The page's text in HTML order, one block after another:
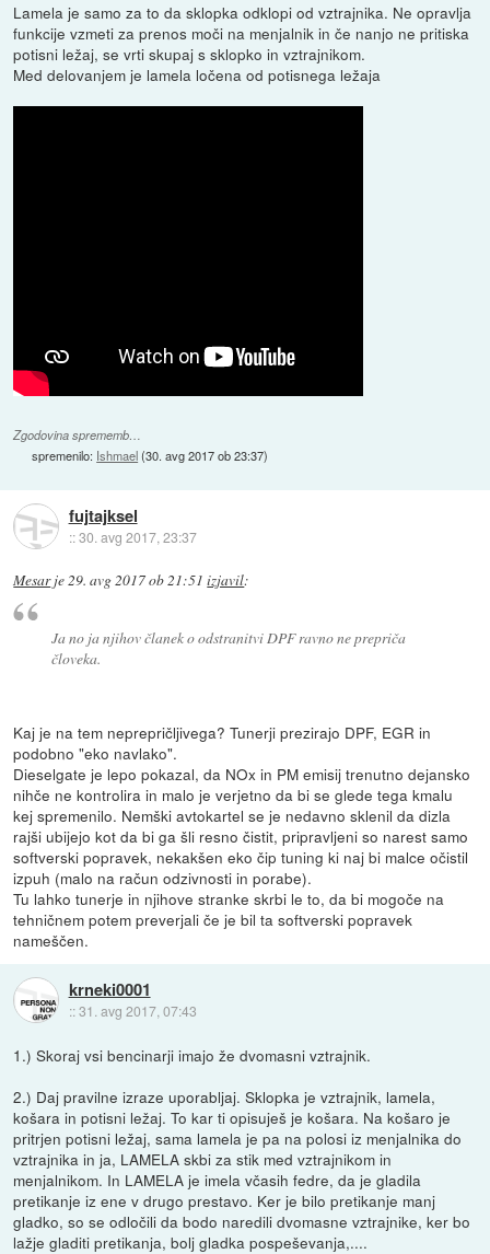
Lamela je samo za to da sklopka odklopi od vztrajnika. Ne opravlja
funkcije vzmeti za prenos moči na menjalnik in če nanjo ne pritiska
potisni ležaj, se vrti skupaj s sklopko in vztrajnikom.
Med delovanjem je lamela ločena od potisnega ležaja
Zgodovina sprememb…
spremenilo: Ishmael(30. avg 2017 ob 23:37)
fujtajksel
::30. avg 2017, 23:37
Mesarje29. avg 2017 ob 21:51 izjavil:
Ja no ja njihov članek o odstranitvi DPF ravno ne prepriča
človeka.
Kaj je na tem neprepričljivega? Tunerji prezirajo DPF, EGR in
podobno "eko navlako".
Dieselgate je lepo pokazal, da NOx in PM emisij trenutno dejansko
nihče ne kontrolira in malo je verjetno da bi se glede tega kmalu
kej spremenilo. Nemški avtokartel se je nedavno sklenil da dizla
rajši ubijejo kot da bi ga šli resno čistit, pripravljeni so narest samo
softverski popravek, nekakšen eko čip tuning ki naj bi malce očistil
izpuh (malo na račun odzivnosti in porabe).
Tu lahko tunerje in njihove stranke skrbi le to, da bi mogoče na
tehničnem potem preverjali če je bil ta softverski popravek
nameščen.
krneki0001
::31. avg 2017, 07:43
1.) Skoraj vsi bencinarji imajo že dvomasni vztrajnik.
2.) Daj pravilne izraze uporabljaj. Sklopka je vztrajnik, lamela,
košara in potisni ležaj. To kar ti opisuješ je košara. Na košaro je
pritrjen potisni ležaj, sama lamela je pa na polosi iz menjalnika do
vztrajnika in ja, LAMELA skbi za stik med vztrajnikom in
menjalnikom. In LAMELA je imela včasih fedre, da je gladila
pretikanje iz ene v drugo prestavo. Ker je bilo pretikanje manj
gladko, so se odločili da bodo naredili dvomasne vztrajnike, ker bo
lažje gladiti pretikanja, bolj gladka pospeševanja,....